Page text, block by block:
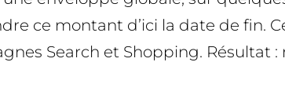
ce montant d’ici la date de fin.
Search et Shopping. Résultat